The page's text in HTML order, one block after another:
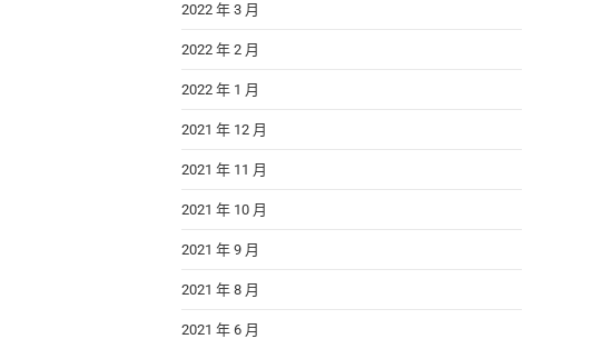
2022 年 3 月
2022 年 2 月
2022 年 1 月
2021 年 12 月
2021 年 11 月
2021 年 10 月
2021 年 9 月
2021 年 8 月
2021 年 6 月